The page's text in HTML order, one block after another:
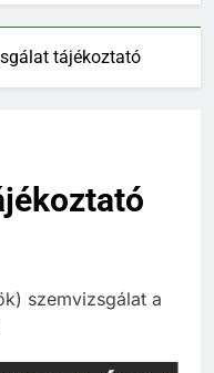
tájékoztató
szemvizsgálat a